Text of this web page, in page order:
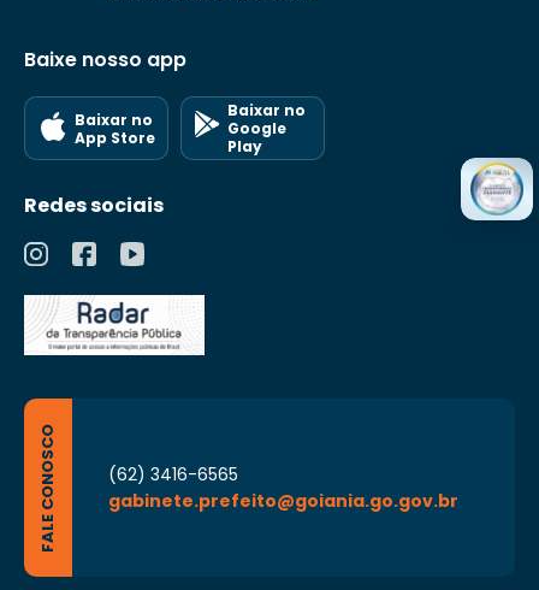
Baixe nosso app
Baixar no
App Store
Baixar no
Google
Play
Redes sociais
FALE CONOSCO
(62) 3416-6565
gabinete.prefeito@goiania.go.gov.br